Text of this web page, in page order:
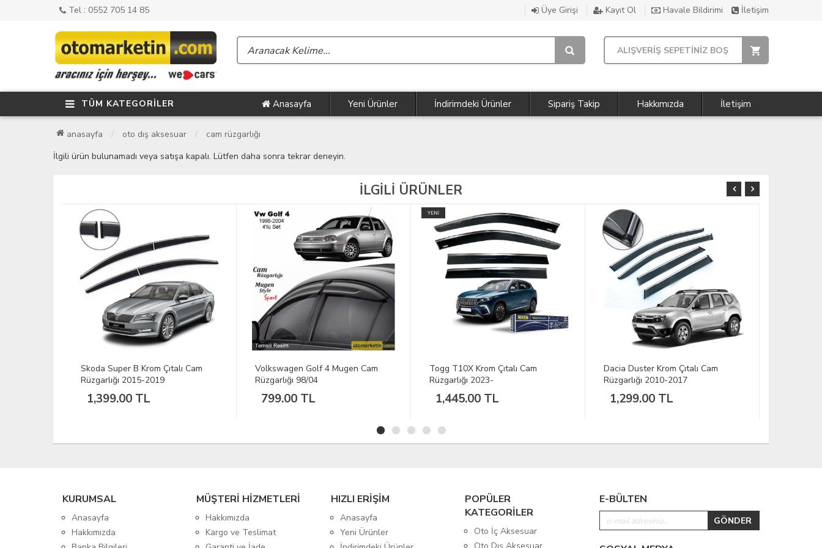
Tel : 0552 705 14 85 Üye Girişi Kayıt Ol Havale Bildirimi İletişim
ALIŞVERİŞ SEPETİNİZ BOŞ
TÜM KATEGORİLER Anasayfa Yeni Ürünler İndirimdeki Ürünler Sipariş Takip Hakkımızda İletişim
anasayfa oto dış aksesuar
cam rüzgarlığı
İlgili ürün bulunamadı veya satışa kapalı. Lütfen daha sonra tekrar deneyin.
İLGİLİ ÜRÜNLER
Volkswagen Golf 4 Mugen Cam
Rüzgarlığı 98/04
799.00 TL
YENİ
Togg T10X Krom Çıtalı Cam
Rüzgarlığı 2023-
1,445.00 TL
Dacia Duster Krom Çıtalı Cam
Rüzgarlığı 2010-2017
1,299.00 TL
Citroen Berlingo Krom Çıtalı Cam
Rüzgarlığı 2018-2025 (2 li)
1,199.00 TL
KURUMSAL
Anasayfa
Hakkımızda
MÜŞTERİ HİZMETLERİ
Hakkımızda
Kargo ve Teslimat
HIZLI ERİŞİM
Anasayfa
Yeni Ürünler
POPÜLER
KATEGORİLER
Oto İç Aksesuar
E-BÜLTEN